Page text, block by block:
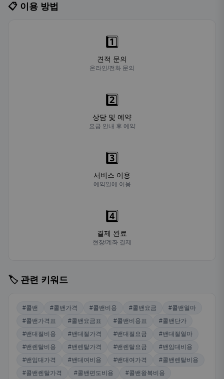
📋 이용 방법
1️⃣
견적 문의
온라인/전화 문의
2️⃣
상담 및 예약
요금 안내 후 예약
3️⃣
서비스 이용
예약일에 이용
4️⃣
결제 완료
현장/계좌 결제
🏷️ 관련 키워드
#콜밴 #콜밴가격 #콜밴비용 #콜밴요금
#콜밴얼마
#콜밴가격표
#콜밴요금표 #콜밴비용표
#콜밴단가
#밴대절비용
#밴대절가격 #밴대절요금
#밴대절얼마
#밴렌탈비용
#밴렌탈가격 #밴렌탈요금
#밴임대비용
#밴임대가격
#밴대여비용 #밴대여가격
#콜밴렌탈비용
#콜밴렌탈가격
#콜밴편도비용
#콜밴왕복비용